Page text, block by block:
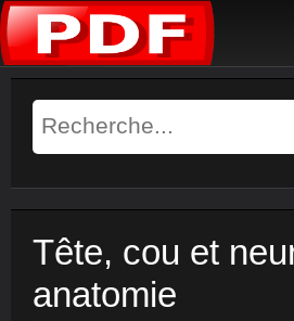
Tête, cou et
anatomie